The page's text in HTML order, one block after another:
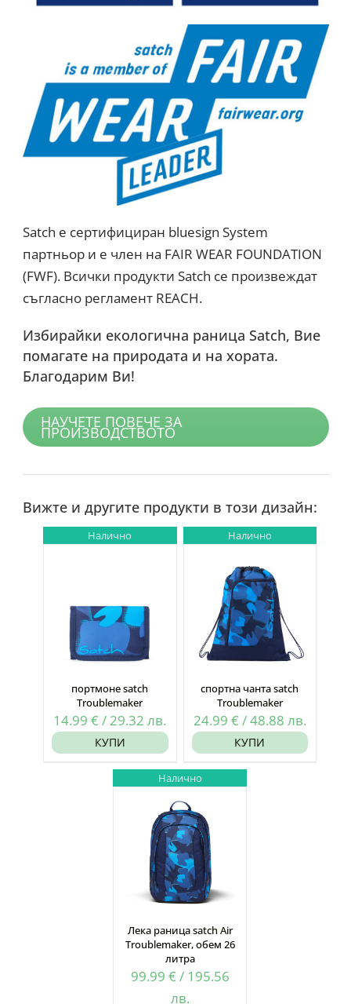
Satch е сертифициран bluesign System
партньор и е член на FAIR WEAR FOUNDATION
(FWF). Всички продукти Satch се произвеждат
съгласно регламент REACH.
Избирайки екологична раница Satch, Вие
помагате на природата и на хората.
Благодарим Ви!
НАУЧЕТЕ ПОВЕЧЕ ЗА
ПРОИЗВОДСТВОТО
Вижте и другите продукти в този дизайн:
Налично
портмоне satch
Troublemaker
14.99€ /29.32лв.
КУПИ
Налично
спортна чанта satch
Troublemaker
24.99 € /48.88 лв.
КУПИ
Налично
Лека раница satch Air
Troublemaker, обем 26
литра
99.99 € / 195.56
лв.